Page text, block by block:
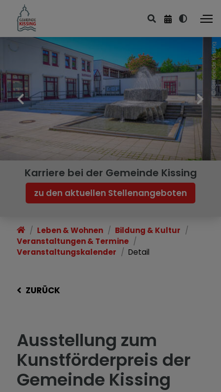
Gemeinde Kissing
Karriere bei der Gemeinde Kissing
zu den aktuellen Stellenangeboten
Leben & Wohnen
Bildung & Kultur
Veranstaltungen & Termine
Veranstaltungskalender
Detail
ZURÜCK
Ausstellung zum
Kunstförderpreis der
Gemeinde Kissing